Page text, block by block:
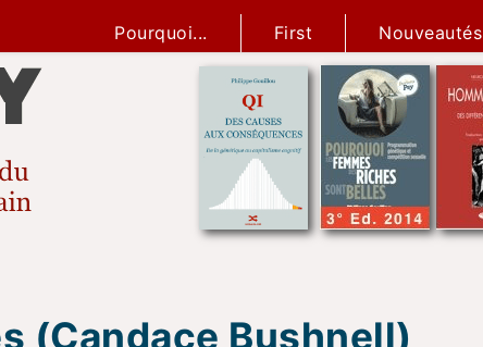
Pourquoi... First Nouveautés
(Candace Bushnell)